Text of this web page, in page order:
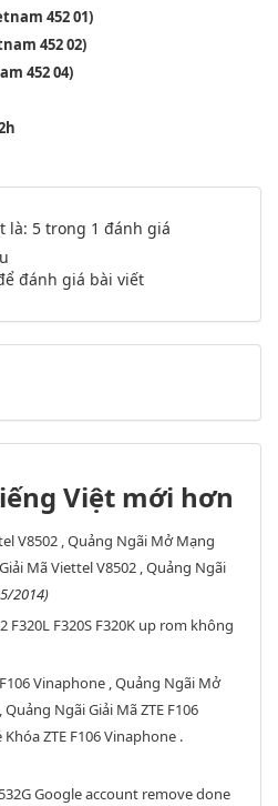
452 01)
452 02)
452 04)
là: 5 trong 1 đánh giá
đánh giá bài viết
Việt mới hơn
V8502 , Quảng Ngãi Mở Mạng
Mã Viettel V8502 , Quảng Ngãi
2014)
F320L F320S F320K up rom không
Vinaphone , Quảng Ngãi Mở
Ngãi Giải Mã ZTE F106
ZTE F106 Vinaphone .
Google account remove done